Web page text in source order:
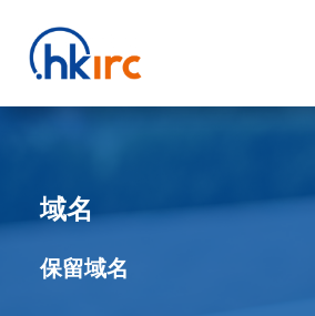
域名
保留域名